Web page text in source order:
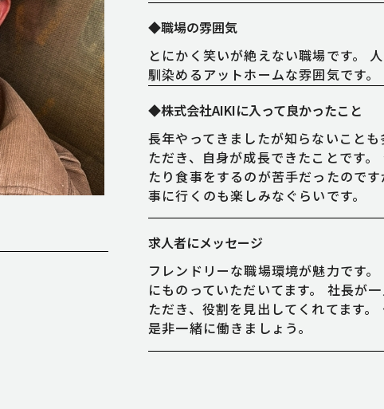
◆職場の雰囲気
とにかく笑いが絶えない職場です。
馴染めるアットホームな雰囲気です。
◆株式会社AIKIに入って良かったこと
長年やってきましたが知らないこと
ただき、自身が成長できたことです
たり食事をするのが苦手だったので
事に行くのも楽しみなぐらいです。
求人者にメッセージ
フレンドリーな職場環境が魅力です
にものっていただいてます。 社長が
ただき、役割を見出してくれてます
是非一緒に働きましょう。